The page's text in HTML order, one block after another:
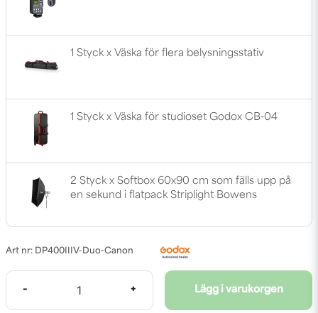
1 Styck x Väska för flera belysningsstativ
1 Styck x Väska för studioset Godox CB-04
2 Styck x Softbox 60x90 cm som fälls upp på
en sekund i flatpack Striplight Bowens
DP400IIIV-Duo-Canon
- + Lägg i varukorgen